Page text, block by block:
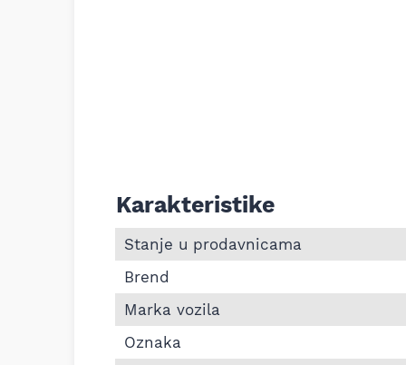
Informacije o Filter goriva MANN WK78
Karakteristike
Stanje u prodavnicama
Brend
Marka vozila
Oznaka